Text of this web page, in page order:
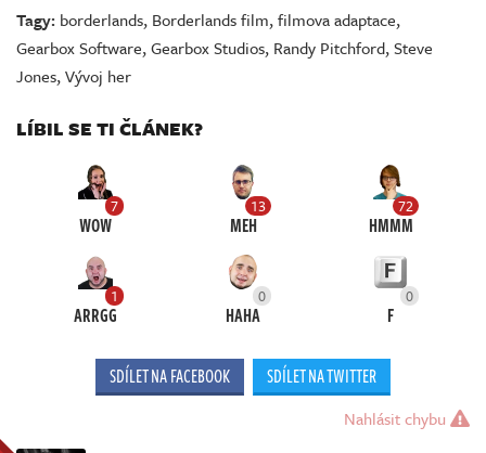
Tagy: borderlands, Borderlands film,filmova adaptace,
Gearbox Software,Gearbox Studios, Randy Pitchford,Steve
Jones,Vývoj her
LÍBIL SE TI ČLÁNEK?
7
WOW
13
MEH
72
HMMM
1
ARRGG
0
HAHA
0
F
SDÍLET NA FACEBOOK SDÍLET NA TWITTER
Nahlásit chybu